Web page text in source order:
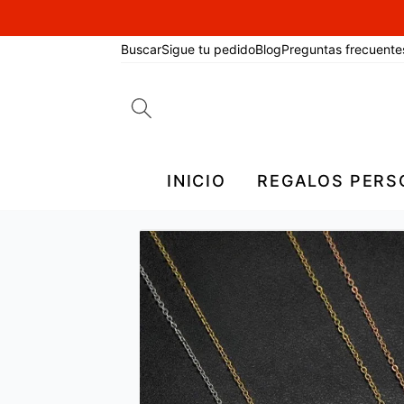
BuscarSigue tu pedidoBlogPreguntas
INICIO REGALOS